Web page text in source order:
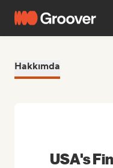
Hakkımda
USA's